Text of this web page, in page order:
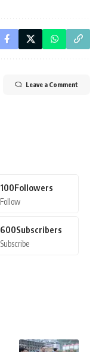
Leave a Comment
100Followers
Follow
600Subscribers
Subscribe